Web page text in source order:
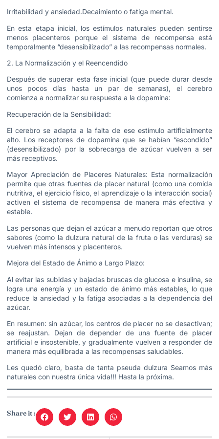
Irritabilidad y ansiedad.Decaimiento o fatiga mental.
En esta etapa inicial, los estímulos naturales pueden sentirse
menos placenteros porque el sistema de recompensa está
temporalmente “desensibilizado” a las recompensas normales.
2. La Normalización y el Reencendido
Después de superar esta fase inicial (que puede durar desde
unos pocos días hasta un par de semanas), el cerebro
comienza a normalizar su respuesta a la dopamina:
Recuperación de la Sensibilidad:
El cerebro se adapta a la falta de ese estímulo artificialmente
alto. Los receptores de dopamina que se habían “escondido”
(desensibilizado) por la sobrecarga de azúcar vuelven a ser
más receptivos.
Mayor Apreciación de Placeres Naturales: Esta normalización
permite que otras fuentes de placer natural (como una comida
nutritiva, el ejercicio físico, el aprendizaje o la interacción social)
activen el sistema de recompensa de manera más efectiva y
estable.
Las personas que dejan el azúcar a menudo reportan que otros
sabores (como la dulzura natural de la fruta o las verduras) se
vuelven más intensos y placenteros.
Mejora del Estado de Ánimo a Largo Plazo:
Al evitar las subidas y bajadas bruscas de glucosa e insulina, se
logra una energía y un estado de ánimo más estables, lo que
reduce la ansiedad y la fatiga asociadas a la dependencia del
azúcar.
En resumen: sin azúcar, los centros de placer no se desactivan;
se reajustan. Dejan de depender de una fuente de placer
artificial e insostenible, y gradualmente vuelven a responder de
manera más equilibrada a las recompensas saludables.
Les quedó claro, basta de tanta pseuda dulzura Seamos más
naturales con nuestra única vida!!! Hasta la próxima.
Share it :